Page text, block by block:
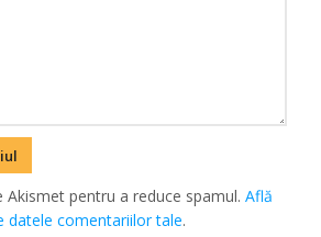
Akismet pentru a reduce spamul.Află
datele comentariilor tale.